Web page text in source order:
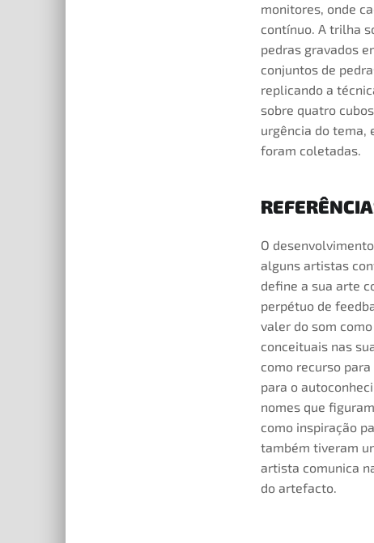
monitores, onde
contínuo. A trilha
pedras gravados
conjuntos de
replicando a
sobre quatro
urgência do tema,
foram coletadas.
O
alguns artistas
define a sua arte
perpétuo de
valer do som
conceituais nas
como recurso
para o
nomes que
como inspiração
também tiveram
artista comunica
do artefacto.